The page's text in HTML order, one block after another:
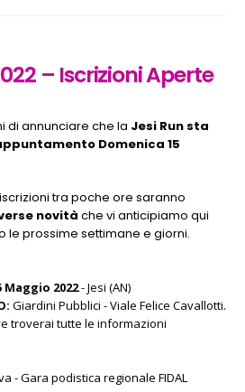
– Iscrizioni Aperte
di annunciare che la Jesi Run sta
Domenica 15
tra poche ore saranno
novità che vi anticipiamo qui
prossime settimane e giorni.
Maggio 2022- Jesi (AN)
Giardini Pubblici - Viale Felice Cavallotti.
troverai tutte le informazioni
- Gara podistica regionale FIDAL